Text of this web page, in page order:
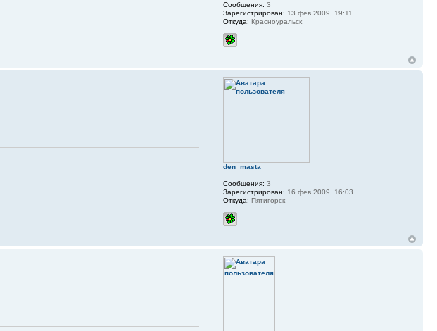
Сообщения: 3
Зарегистрирован: 13 фев 2009, 19:11
Откуда: Красноуральск
den_masta
Сообщения: 3
Зарегистрирован: 16 фев 2009, 16:03
Откуда: Пятигорск